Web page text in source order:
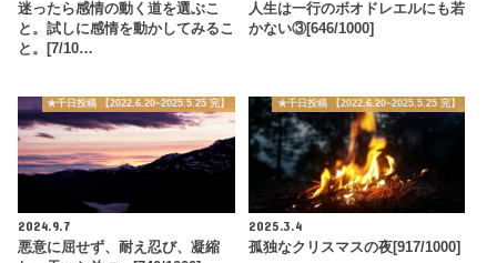
迷ったら感情の動く道を選ぶこ
と。試しに感情を動かしてみるこ
と。[7/10…
人生は一行のボオドレエルにも若
かない③[646/1000]
★千日投稿 【2022.6.20~2025.5.25 完】
2024.9.7
悪意に屈せず、耐え忍び、凝縮
★千日投稿 【2022.6.20~2025.5.25 完】
2025.3.4
孤独なクリスマスの夜[917/1000]